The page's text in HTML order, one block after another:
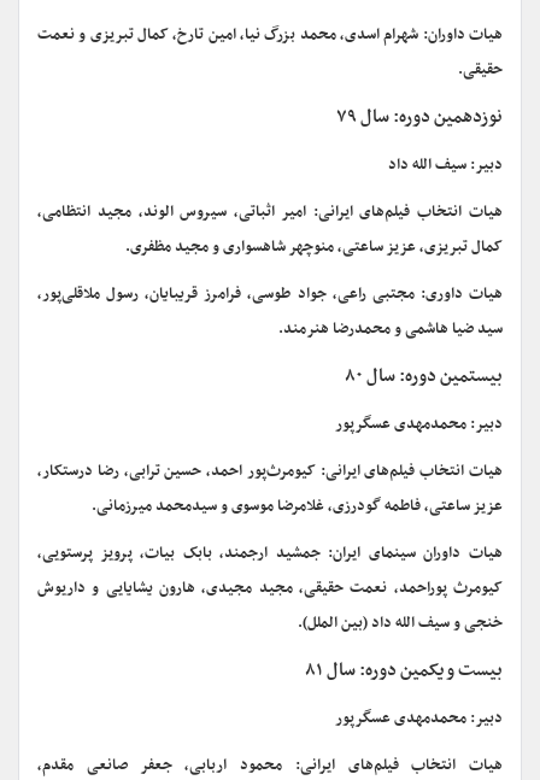
هیات داوران: شهرام اسدی، محمد بزرگ نیا، امین تارخ، کمال تبریزی و نعمت
حقیقی.
نوزدهمین دوره: سال ۷۹
دبیر: سیف الله داد
هیات انتخاب فیلم‌های ایرانی: امیر اثباتی، سیروس الوند، مجید انتظامی،
کمال تبریزی، عزیز ساعتی، منوچهر شاهسواری و مجید مظفری.
هیات داوری: مجتبی راعی، جواد طوسی، فرامرز قریبایان، رسول ملاقلی‌پور،
سید ضیا هاشمی و محمدرضا هنرمند.
بیستمین دوره: سال ۸۰
دبیر: محمدمهدی عسگرپور
هیات انتخاب فیلم‌های ایرانی: کیومرث‌پور احمد، حسین ترابی، رضا درستکار،
عزیز ساعتی، فاطمه گودرزی، غلامرضا موسوی و سیدمحمد میرزمانی.
هیات داوران سینمای ایران: جمشید ارجمند، بابک بیات، پرویز پرستویی،
کیومرث پوراحمد، نعمت حقیقی، مجید مجیدی، هارون یشایایی و داریوش
خنجی و سیف الله داد (بین الملل).
بیست و یکمین دوره: سال ۸۱
دبیر: محمدمهدی عسگرپور
هیات انتخاب فیلم‌های ایرانی: محمود اربابی، جعفر صانعی مقدم،